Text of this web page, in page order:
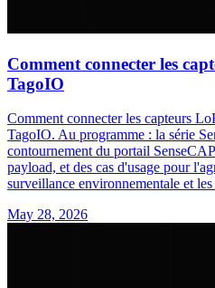
Comment connecter les
TagoIO
Comment connecter les capteurs
TagoIO. Au programme : la série
contournement du portail
payload, et des cas d'usage pour
surveillance environnementale et
May 28, 2026